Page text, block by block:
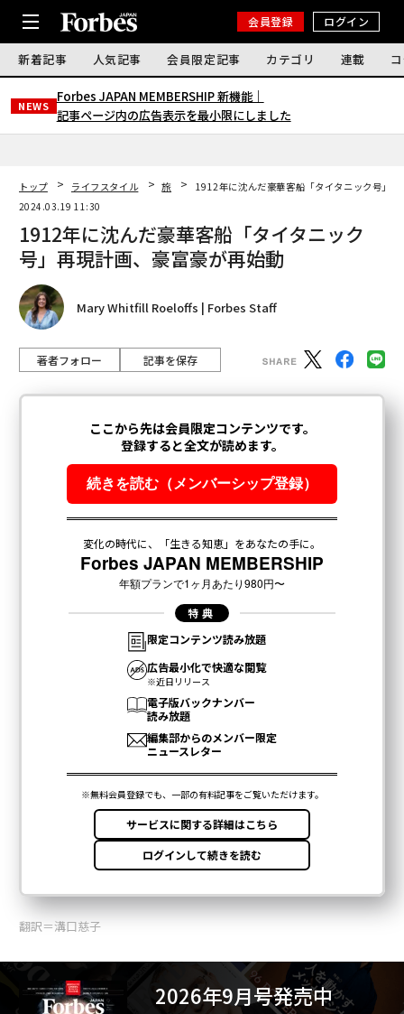
会員登録 ログイン
新着記事 人気記事 会員限定記事 カテゴリ 連載
NEWS
Forbes JAPAN MEMBERSHIP 新機能｜
記事ページ内の広告表示を最小限にしました
トップ ライフスタイル 旅
1912年に沈んだ豪華客船「タイタニック号」
2024.03.19 11:30
1912年に沈んだ豪華客船「タイタニック
号」再現計画、豪富豪が再始動
Mary Whitfill Roeloffs | Forbes Staff
著者フォロー 記事を保存
翻訳＝溝口慈子
2026年9月号発売中